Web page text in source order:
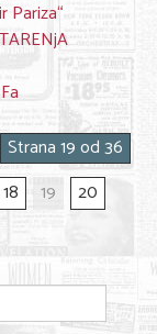
Pariza“
Strana 19 od 36
18 19
20